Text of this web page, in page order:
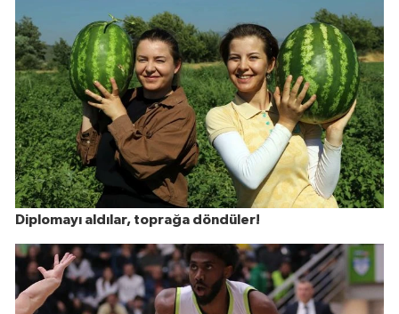
Diplomayı aldılar, toprağa döndüler!